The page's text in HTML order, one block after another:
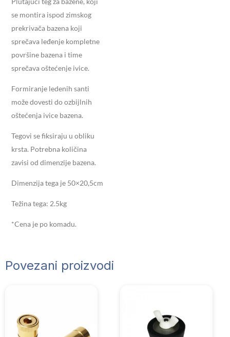
se montira ispod zimskog
prekrivača bazena koji
sprečava leđenje kompletne
površine bazena i time
sprečava oštećenje ivice.
Formiranje ledenih santi
može dovesti do ozbijlnih
oštećenja ivice bazena.
Tegovi se fiksiraju u obliku
krsta. Potrebna količina
zavisi od dimenzije bazena.
Dimenzija tega je 50×20,5cm
Težina tega: 2.5kg
*Cena je po komadu.
Povezani proizvodi